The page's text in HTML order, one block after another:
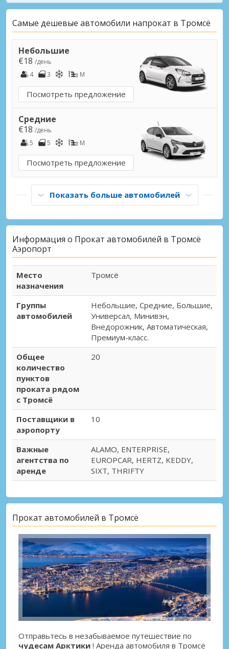
Самые дешевые автомобили напрокат в Тромсё
Небольшие
€18 /день
4
3 M
Посмотреть предложение
Средние
€18 /день
5
5 M
Посмотреть предложение
Показать больше автомобилей
Информация о Прокат автомобилей в Тромсё
Аэропорт
Место
назначения
Тромсё
Группы
автомобилей
Небольшие, Средние, Большие,
Универсал, Минивэн,
Внедорожник, Автоматическая,
Премиум-класс.
Общее
количество
пунктов
проката рядом
с Тромсё
20
Поставщики в
аэропорту
10
Важные
агентства по
аренде
ALAMO, ENTERPRISE,
EUROPCAR, HERTZ, KEDDY,
SIXT, THRIFTY
Прокат автомобилей в Тромсё
Отправьтесь в незабываемое путешествие по
чудесам Арктики ! Аренда автомобиля в Тромсё